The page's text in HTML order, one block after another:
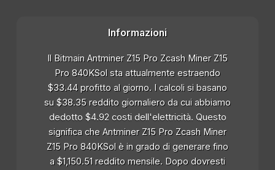
Informazioni
Il Bitmain Antminer Z15 Pro Zcash Miner Z15
Pro 840KSol sta attualmente estraendo
$33.44 profitto al giorno. I calcoli si basano
su $38.35 reddito giornaliero da cui abbiamo
dedotto $4.92 costi dell'elettricità. Questo
significa che Antminer Z15 Pro Zcash Miner
Z15 Pro 840KSol è in grado di generare fino
a $1,150.51 reddito mensile. Dopo dovresti